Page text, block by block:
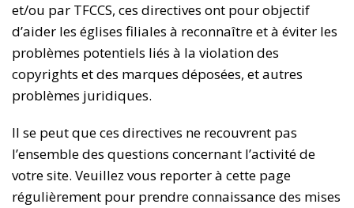
et/ou par TFCCS, ces directives ont pour objectif
d’aider les églises filiales à reconnaître et à éviter les
problèmes potentiels liés à la violation des
copyrights et des marques déposées, et autres
problèmes juridiques.
Il se peut que ces directives ne recouvrent pas
l’ensemble des questions concernant l’activité de
votre site. Veuillez vous reporter à cette page
régulièrement pour prendre connaissance des mises